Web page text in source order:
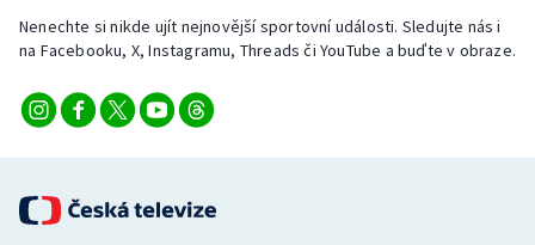
Vodní slalom
Volejbal
Ostatní
Nenechte si nikde ujít nejnovější sportovní události. Sledujte nás i
na Facebooku, X, Instagramu, Threads či YouTube a buďte v obraze.